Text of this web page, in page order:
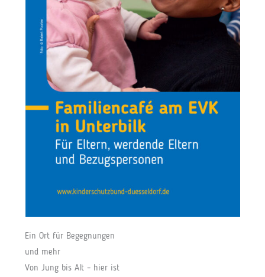
Ein Ort für Begegnungen
und mehr
Von Jung bis Alt – hier ist